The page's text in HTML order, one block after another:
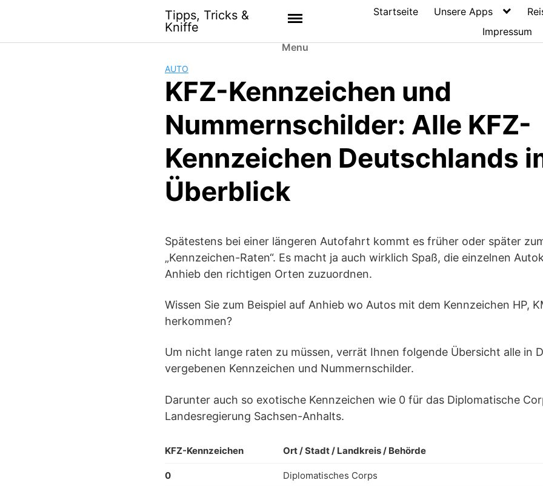
Tipps, Tricks &
Kniffe
Menu
Startseite Unsere Apps
Impressum
AUTO
KFZ-Kennzeichen und
Nummernschilder: Alle KFZ-
Kennzeichen Deutschlands
Überblick
Spätestens bei einer längeren Autofahrt kommt es früher oder später
„Kennzeichen-Raten“. Es macht ja auch wirklich Spaß, die einzelnen
Anhieb den richtigen Orten zuzuordnen.
Wissen Sie zum Beispiel auf Anhieb wo Autos mit dem Kennzeichen HP,
herkommen?
Um nicht lange raten zu müssen, verrät Ihnen folgende Übersicht alle in
vergebenen Kennzeichen und Nummernschilder.
Darunter auch so exotische Kennzeichen wie 0 für das Diplomatische
Landesregierung Sachsen-Anhalts.
KFZ-Kennzeichen Ort / Stadt / Landkreis / Behörde
0 Diplomatisches Corps